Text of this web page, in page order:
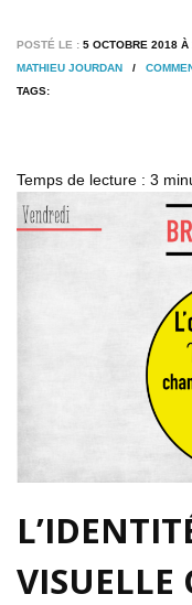
POSTÉ LE : 5 OCTOBRE 2018
MATHIEU JOURDAN /
TAGS:
Temps de lecture : 3
VISUELLE